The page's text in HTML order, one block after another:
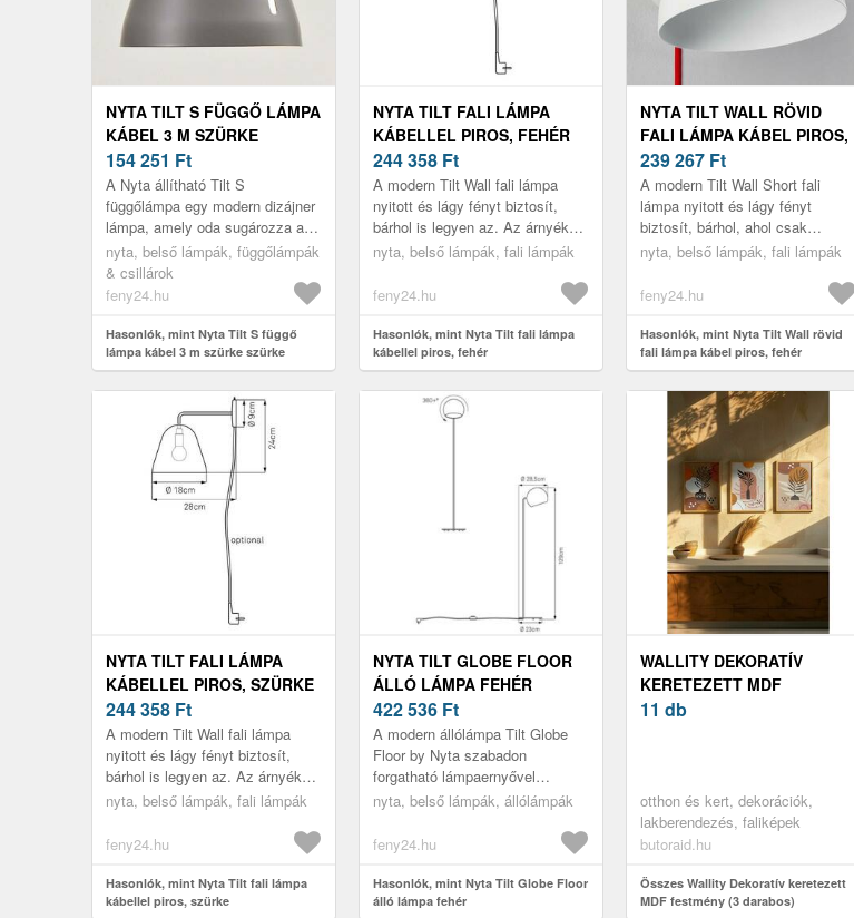
NYTA TILT S FÜGGŐ LÁMPA
KÁBEL 3 M SZÜRKE
SZÜRKE
154 251 Ft
A Nyta állítható Tilt S
függőlámpa egy modern dizájner
lámpa, amely oda sugározza a
fényt, ahová szeretné. Ezt az
alumíniumból készült árnyékoló
te...
nyta, belső lámpák, függőlámpák
& csillárok
feny24.hu
Hasonlók, mint Nyta Tilt S függő
lámpa kábel 3 m szürke szürke
NYTA TILT FALI LÁMPA
KÁBELLEL PIROS, FEHÉR
244 358 Ft
A modern Tilt Wall fali lámpa
nyitott és lágy fényt biztosít,
bárhol is legyen az. Az árnyékoló
a hosszú nyíláson minden
nyta, belső lámpák, fali lámpák
feny24.hu
Hasonlók, mint Nyta Tilt fali lámpa
kábellel piros, fehér
NYTA TILT WALL RÖVID
FALI LÁMPA KÁBEL PIROS,
FEHÉR
239 267 Ft
A modern Tilt Wall Short fali
lámpa nyitott és lágy fényt
biztosít, bárhol, ahol csak
kívánja. Az árnyékoló a hosszú
könnye...
nyta, belső lámpák, fali lámpák
feny24.hu
Hasonlók, mint Nyta Tilt Wall rövid
fali lámpa kábel piros, fehér
NYTA TILT FALI LÁMPA
KÁBELLEL PIROS, SZÜRKE
244 358 Ft
A modern Tilt Wall fali lámpa
nyitott és lágy fényt biztosít,
bárhol is legyen az. Az árnyékoló
a hosszú nyíláson minden
nyta, belső lámpák, fali lámpák
feny24.hu
Hasonlók, mint Nyta Tilt fali lámpa
kábellel piros, szürke
NYTA TILT GLOBE FLOOR
ÁLLÓ LÁMPA FEHÉR
422 536 Ft
A modern állólámpa Tilt Globe
Floor by Nyta szabadon
forgatható lámpaernyővel
rendelkezik, amely minden
elforgathat...
nyta, belső lámpák, állólámpák
feny24.hu
Hasonlók, mint Nyta Tilt Globe Floor
álló lámpa fehér
WALLITY DEKORATÍV
KERETEZETT MDF
FESTMÉNY (3 DARABOS)
11 db
otthon és kert, dekorációk,
lakberendezés, faliképek
butoraid.hu
Összes Wallity Dekoratív keretezett
MDF festmény (3 darabos)